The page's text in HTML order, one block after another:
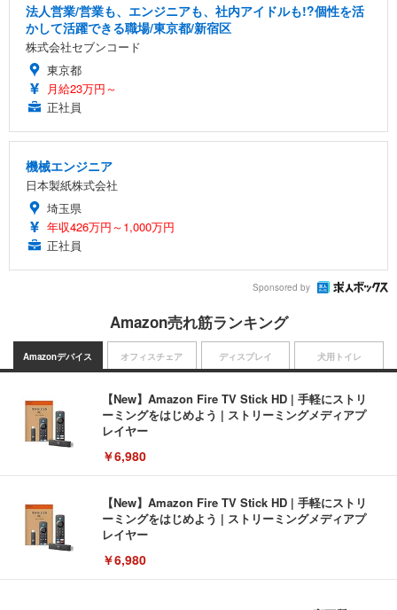
法人営業/営業も、エンジニアも、社内アイドルも!?個性を活
かして活躍できる職場/東京都/新宿区
株式会社セブンコード
東京都
月給23万円～
正社員
機械エンジニア
日本製紙株式会社
埼玉県
年収426万円～1,000万円
正社員
Sponsored by
Amazon売れ筋ランキング
Amazonデバイス
【New】Amazon Fire TV Stick HD | 手軽にストリ
ーミングをはじめよう | ストリーミングメディアプ
レイヤー
￥6,980
【New】Amazon Fire TV Stick HD | 手軽にストリ
ーミングをはじめよう | ストリーミングメディアプ
レイヤー
￥6,980
オフィスチェア ディスプレイ 犬用トイレ